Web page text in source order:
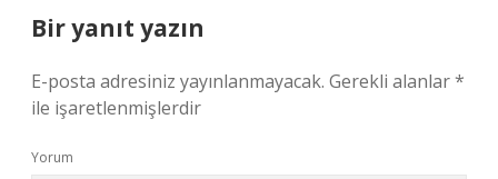
Bir yanıt yazın
E-posta adresiniz yayınlanmayacak. Gerekli alanlar*
ile işaretlenmişlerdir
Yorum